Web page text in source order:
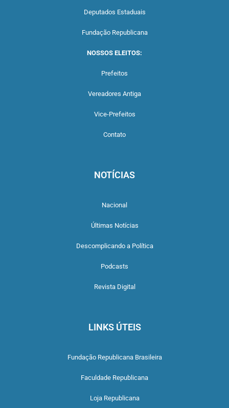
Deputados Estaduais
Fundação Republicana
NOSSOS ELEITOS:
Prefeitos
Vereadores Antiga
Vice-Prefeitos
Contato
NOTÍCIAS
Nacional
Últimas Notícias
Descomplicando a Política
Podcasts
Revista Digital
LINKS ÚTEIS
Fundação Republicana Brasileira
Faculdade Republicana
Loja Republicana